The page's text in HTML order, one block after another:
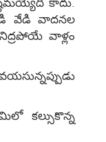
వేడి వాదనల
వాళ్లం
కల్సుకొన్న